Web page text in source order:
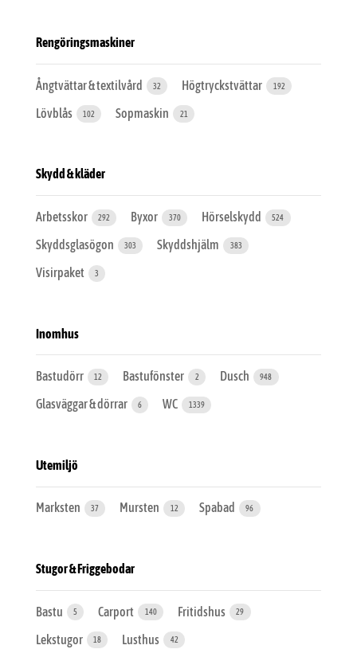
Rengöringsmaskiner
Ångtvättar & textilvård 32 Högtryckstvättar 192
Lövblås 102 Sopmaskin 21
Skydd & kläder
Arbetsskor 292 Byxor 370 Hörselskydd 524
Skyddsglasögon 303 Skyddshjälm 383
Visirpaket 3
Inomhus
Bastudörr 12 Bastufönster 2 Dusch 948
Glasväggar & dörrar 6 WC 1339
Utemiljö
Marksten 37 Mursten 12 Spabad 96
Stugor & Friggebodar
Bastu 5 Carport 140 Fritidshus 29
Lekstugor 18 Lusthus 42